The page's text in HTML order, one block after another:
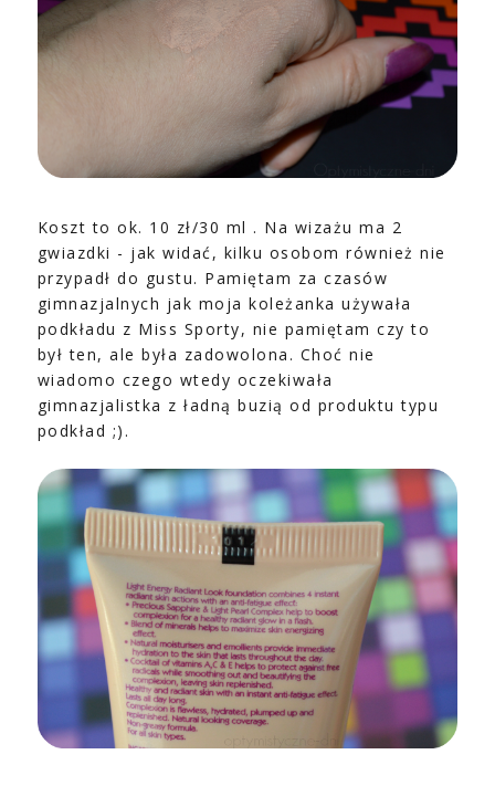
Koszt to ok. 10 zł/30 ml . Na wizażu ma 2
gwiazdki - jak widać, kilku osobom również nie
przypadł do gustu. Pamiętam za czasów
gimnazjalnych jak moja koleżanka używała
podkładu z Miss Sporty, nie pamiętam czy to
był ten, ale była zadowolona. Choć nie
wiadomo czego wtedy oczekiwała
gimnazjalistka z ładną buzią od produktu typu
podkład ;).